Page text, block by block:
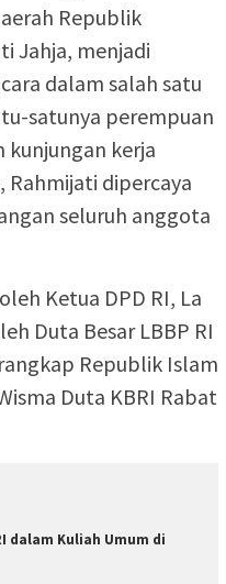
Republik
Jahja, menjadi
dalam salah satu
satunya perempuan
kerja
Rahmijati dipercaya
seluruh anggota
Ketua DPD RI, La
Duta Besar LBBP RI
Republik Islam
Duta KBRI Rabat
dalam Kuliah Umum di